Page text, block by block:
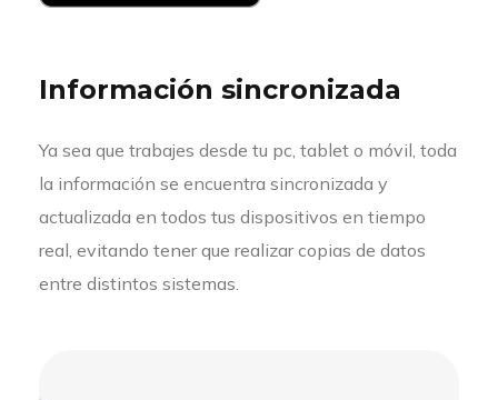
Información sincronizada
Ya sea que trabajes desde tu pc, tablet o móvil, toda
la información se encuentra sincronizada y
actualizada en todos tus dispositivos en tiempo
real, evitando tener que realizar copias de datos
entre distintos sistemas.